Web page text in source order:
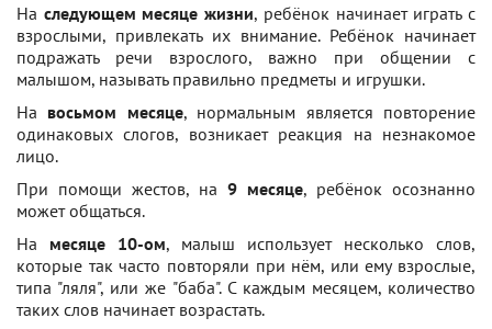
На следующем месяце жизни, ребёнок начинает играть с
взрослыми, привлекать их внимание. Ребёнок начинает
подражать речи взрослого, важно при общении с
малышом, называть правильно предметы и игрушки.
На восьмом месяце, нормальным является повторение
одинаковых слогов, возникает реакция на незнакомое
лицо.
При помощи жестов, на 9 месяце, ребёнок осознанно
может общаться.
На месяце 10-ом, малыш использует несколько слов,
которые так часто повторяли при нём, или ему взрослые,
типа "ляля", или же "баба". С каждым месяцем, количество
таких слов начинает возрастать.